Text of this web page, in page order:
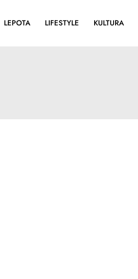
LEPOTA LIFESTYLE KULTURA